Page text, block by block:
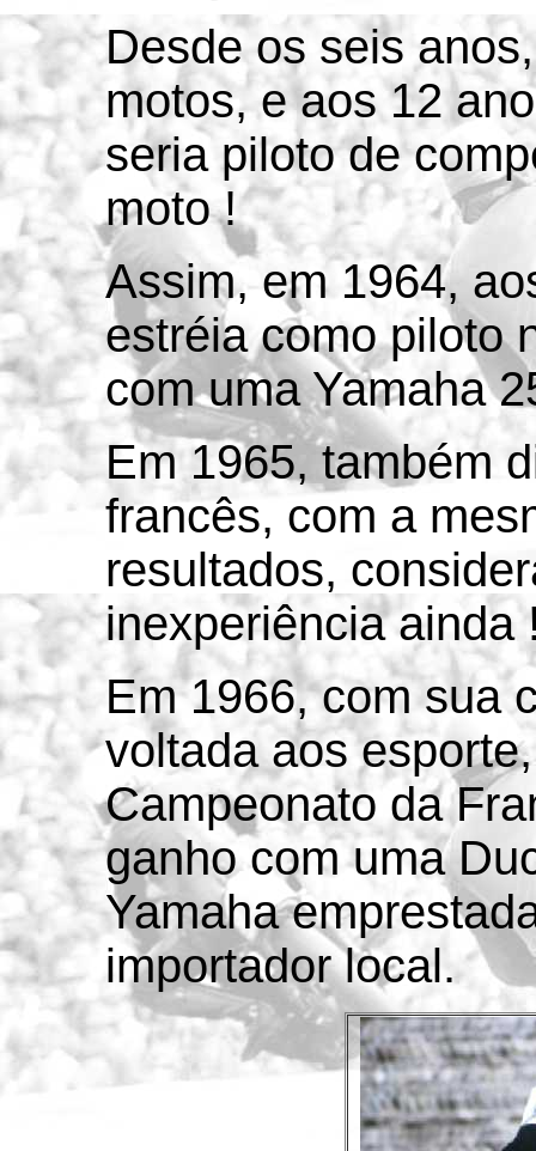
Desde os seis
motos, e aos 12
seria piloto de
moto !
Assim, em 1964,
estréia como piloto
com uma Yamaha
Em 1965, também
francês, com a
resultados,
inexperiência ainda
Em 1966, com sua
voltada aos
Campeonato da
ganho com uma
Yamaha
importador local.